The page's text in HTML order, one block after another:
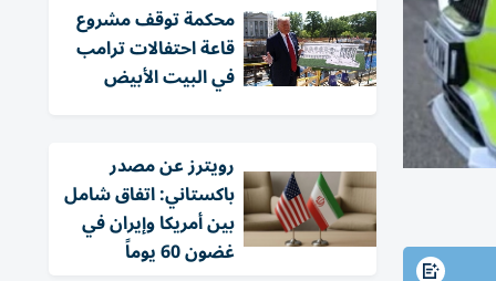
محكمة توقف مشروع
قاعة احتفالات ترامب
في البيت الأبيض
‏رويترز عن مصدر
باكستاني: اتفاق شامل
بين أمريكا وإيران في
غضون 60 يوماً